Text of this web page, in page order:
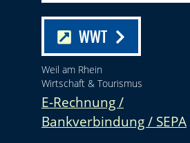
WWT
Weil am Rhein
Wirtschaft & Tourismus
E-Rechnung /
Bankverbindung / SEPA